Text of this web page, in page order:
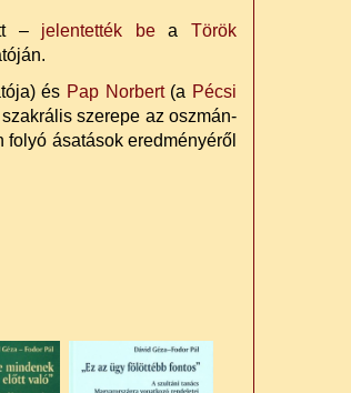
– jelentették beaTörök
és Pap Norbert(a Pécsi
szerepe az oszmán-
ásatások eredményéről